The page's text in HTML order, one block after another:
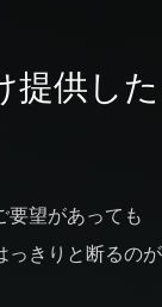
提供した
要望があっても
っきりと断るのが